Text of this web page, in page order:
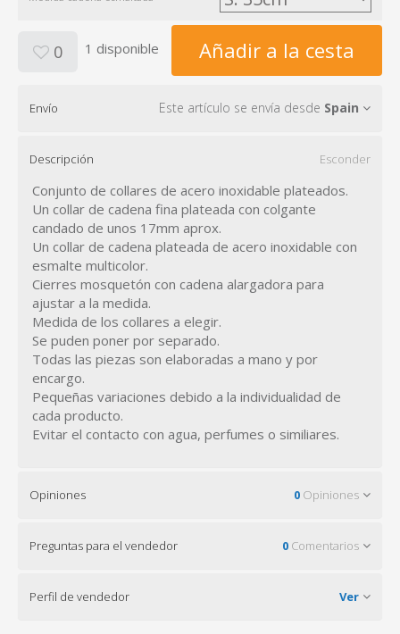
0 1 disponible Añadir a la cesta
Envío Este artículo se envía desde Spain
Descripción Esconder
Conjunto de collares de acero inoxidable plateados.
Un collar de cadena fina plateada con colgante
candado de unos 17mm aprox.
Un collar de cadena plateada de acero inoxidable con
esmalte multicolor.
Cierres mosquetón con cadena alargadora para
ajustar a la medida.
Medida de los collares a elegir.
Se puden poner por separado.
Todas las piezas son elaboradas a mano y por
encargo.
Pequeñas variaciones debido a la individualidad de
cada producto.
Evitar el contacto con agua, perfumes o similiares.
Opiniones 0 Opiniones
Preguntas para el vendedor 0 Comentarios
Perfil de vendedor Ver